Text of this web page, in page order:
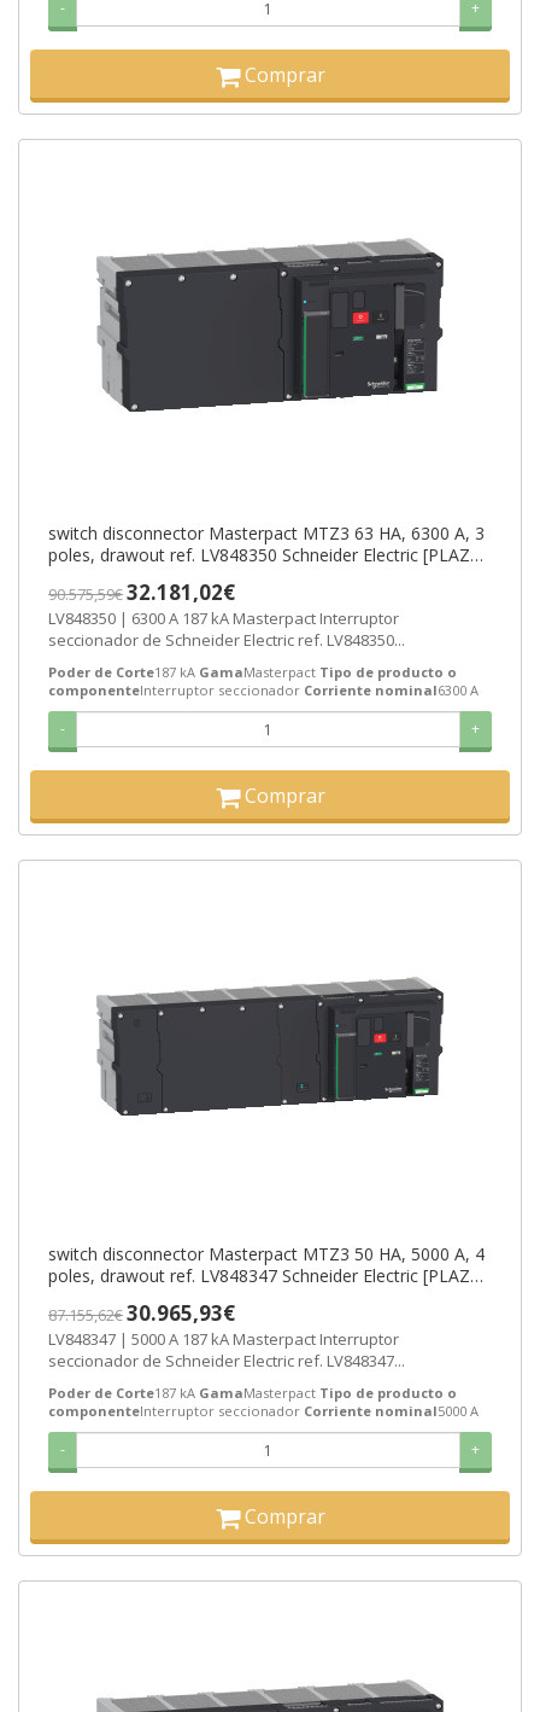
- +
Comprar
switch disconnector Masterpact MTZ3 63 HA, 6300 A, 3
poles, drawout ref. LV848350 Schneider Electric [PLAZO
90.575,59€32.181,02€
LV848350 | 6300 A 187 kA Masterpact Interruptor
seccionador de Schneider Electric ref. LV848350...
Poder de Corte187 kA GamaMasterpact Tipo de producto o
componenteInterruptor seccionador Corriente nominal6300 A
- +
Comprar
switch disconnector Masterpact MTZ3 50 HA, 5000 A, 4
poles, drawout ref. LV848347 Schneider Electric [PLAZO
87.155,62€30.965,93€
LV848347 | 5000 A 187 kA Masterpact Interruptor
seccionador de Schneider Electric ref. LV848347...
Poder de Corte187 kA GamaMasterpact Tipo de producto o
componenteInterruptor seccionador Corriente nominal5000 A
- +
Comprar